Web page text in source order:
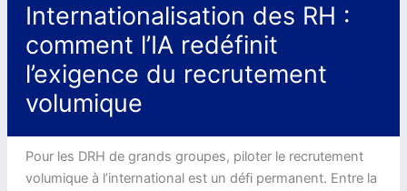
Internationalisation des RH :
comment l’IA redéfinit
l’exigence du recrutement
volumique
Pour les DRH de grands groupes, piloter le recrutement
volumique à l’international est un défi permanent. Entre la